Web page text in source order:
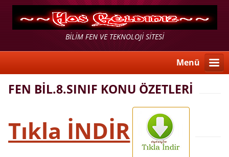
BİLİM FEN VE TEKNOLOJİ SİTESİ
Menü
FEN BİL.8.SINIF KONU ÖZETLERİ
Tıkla İNDİR